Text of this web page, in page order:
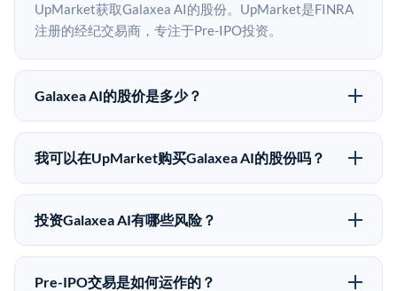
UpMarket获取Galaxea AI的股份。UpMarket是FINRA
注册的经纪交易商，专注于Pre-IPO投资。
Galaxea AI的股价是多少？
Galaxea AI没有公开股价，因为它是一家私有公司。最
近的已知股价来自其最近一轮融资。 二级市场上的Pre-
有所不同。
我可以在UpMarket购买Galaxea AI的股份吗？
可以。合格投资者可以通过填写本页表单或在
upmarket.co创建账户来表达对Galaxea AI股份的投资意
50,000美元。UpMarket是FINRA注册的经纪交易商，
自2019年以来已经纪超过5亿美元的另类投资。
投资Galaxea AI有哪些风险？
Pre-IPO投资存在重大风险。Galaxea AI的股份流动性
低，意味着没有公开市场可以快速出售。不存在确定的
Pre-IPO交易是如何运作的？